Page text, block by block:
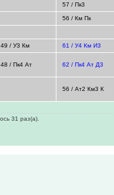
57 / Пк3
56 / Км Пк
49 / У3 Км 61 / У4 Км И3
48 / Пк4 Ат 62 / Пк4 Ат Д3
56 / Ат2 Км3 К
31 раз(а).